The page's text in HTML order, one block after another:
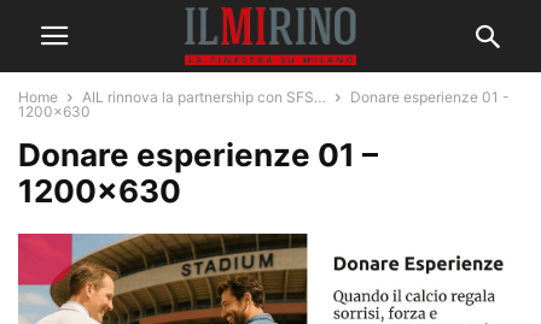
Home AIL rinnova la partnership con SFS…
Donare esperienze 01 -
1200x630
Donare esperienze 01 –
1200×630